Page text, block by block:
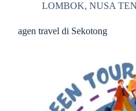
LOMBOK, NUSA
agen travel di Sekotong